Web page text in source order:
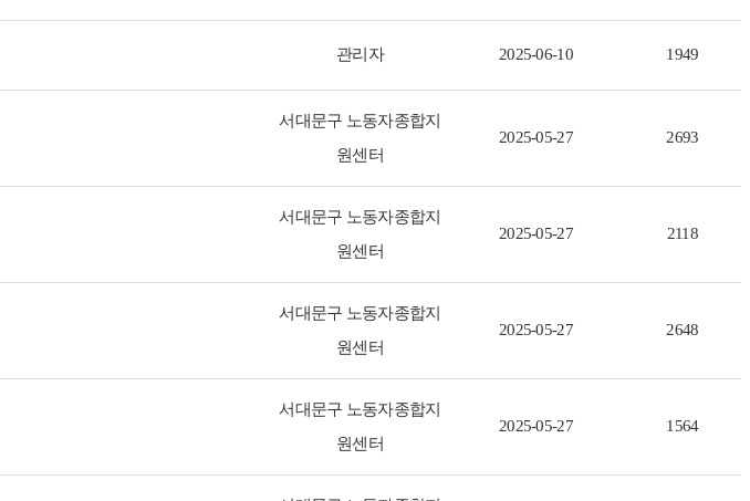
관리자 2025-06-10 1949
서대문구 노동자종합지
원센터
2025-05-27 2693
서대문구 노동자종합지
원센터
2025-05-27 2118
서대문구 노동자종합지
원센터
2025-05-27 2648
서대문구 노동자종합지
원센터
2025-05-27 1564